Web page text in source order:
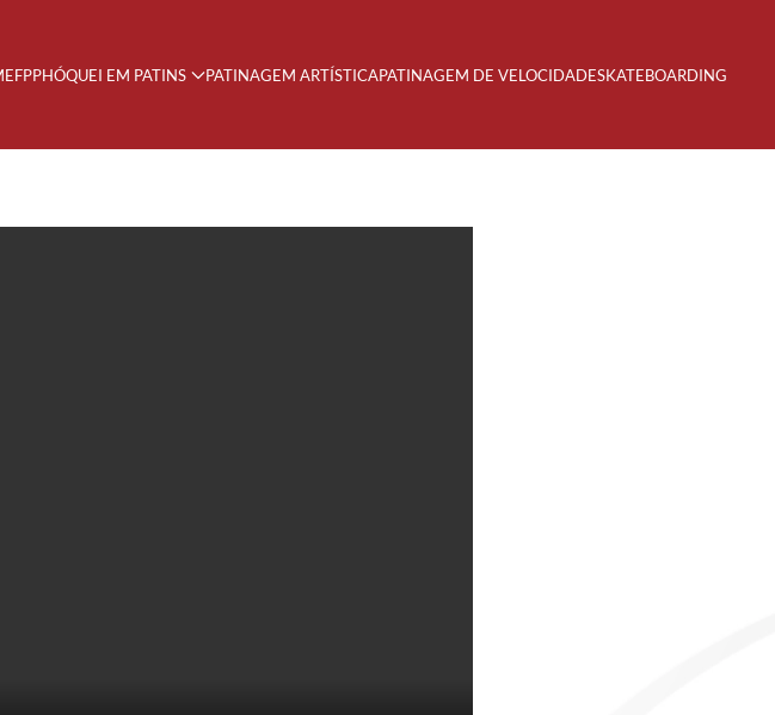
FPPHÓQUEI EM PATINS PATINAGEM ARTÍSTICAPATINAGEM DE VELOCIDADESKATEBOARDING